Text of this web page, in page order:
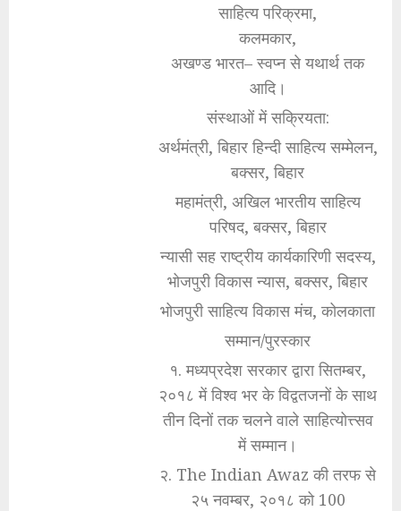
साहित्य परिक्रमा,
कलमकार,
अखण्ड भारत– स्वप्न से यथार्थ तक
आदि।
संस्थाओं में सक्रियता:
अर्थमंत्री, बिहार हिन्दी साहित्य सम्मेलन,
बक्सर, बिहार
महामंत्री, अखिल भारतीय साहित्य
परिषद, बक्सर, बिहार
न्यासी सह राष्ट्रीय कार्यकारिणी सदस्य,
भोजपुरी विकास न्यास, बक्सर, बिहार
भोजपुरी साहित्य विकास मंच, कोलकाता
सम्मान/पुरस्कार
१. मध्यप्रदेश सरकार द्वारा सितम्बर,
२०१८ में विश्व भर के विद्वतजनों के साथ
तीन दिनों तक चलने वाले साहित्योत्त्सव
में सम्मान।
२. The Indian Awaz की तरफ से
२५ नवम्बर, २०१८ को 100